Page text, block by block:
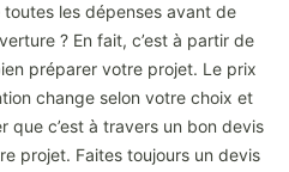
les dépenses avant de
? En fait, c’est à partir de
préparer votre projet. Le prix
change selon votre choix et
que c’est à travers un bon devis
projet. Faites toujours un devis